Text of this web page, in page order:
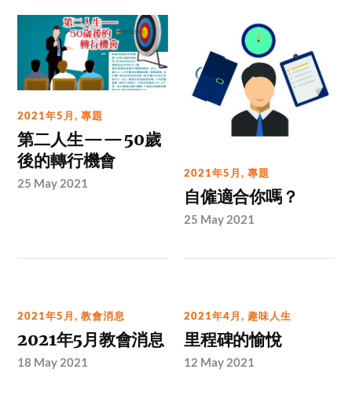
2021年5月,專題
第二人生——50歲
後的轉行機會
25 May 2021
2021年5月,專題
自僱適合你嗎？
25 May 2021
2021年5月,教會消息
2021年5月教會消息
18 May 2021
2021年4月,趣味人生
里程碑的愉悅
12 May 2021